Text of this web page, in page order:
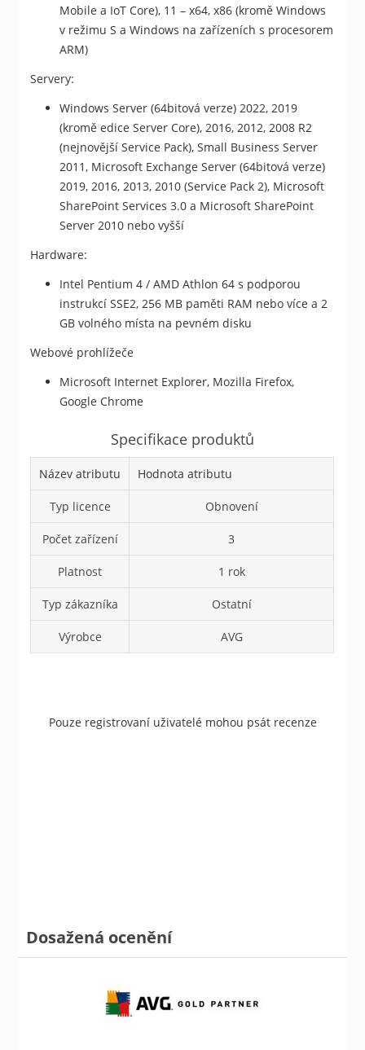
Mobile a IoT Core), 11 – x64, x86 (kromě Windows
v režimu S a Windows na zařízeních s procesorem
ARM)
Servery:
Windows Server (64bitová verze) 2022, 2019
(kromě edice Server Core), 2016, 2012, 2008 R2
(nejnovější Service Pack), Small Business Server
2011, Microsoft Exchange Server (64bitová verze)
2019, 2016, 2013, 2010 (Service Pack 2), Microsoft
SharePoint Services 3.0 a Microsoft SharePoint
Server 2010 nebo vyšší
Hardware:
Intel Pentium 4 / AMD Athlon 64 s podporou
instrukcí SSE2, 256 MB paměti RAM nebo více a 2
GB volného místa na pevném disku
Webové prohlížeče
Microsoft Internet Explorer, Mozilla Firefox,
Google Chrome
Specifikace produktů
Název atributu Hodnota atributu
Typ licence Obnovení
Počet zařízení 3
Platnost 1 rok
Typ zákazníka Ostatní
Výrobce AVG
Pouze registrovaní uživatelé mohou psát recenze
Dosažená ocenění